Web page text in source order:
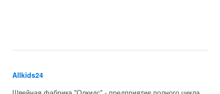
Allkids24
Швейная фабрика "Олкидс" - предприятие полного цикла,